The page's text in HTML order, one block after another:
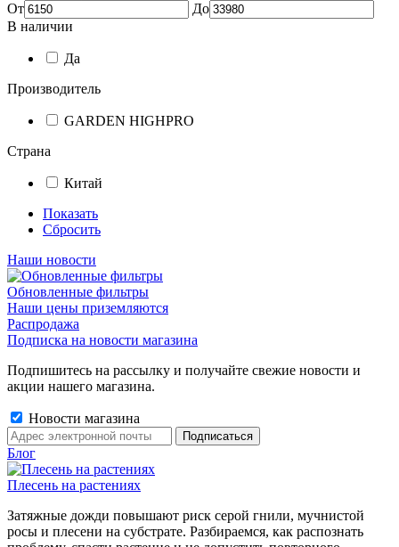
От
До
В наличии
Да
Производитель
GARDEN HIGHPRO
Страна
Китай
Показать
Сбросить
Наши новости
Обновленные фильтры
Наши цены приземляются
Распродажа
Подписка на новости магазина
Подпишитесь на рассылку и получайте свежие новости и
акции нашего магазина.
Новости магазина
Блог
Плесень на растениях
Затяжные дожди повышают риск серой гнили, мучнистой
росы и плесени на субстрате. Разбираемся, как распознать